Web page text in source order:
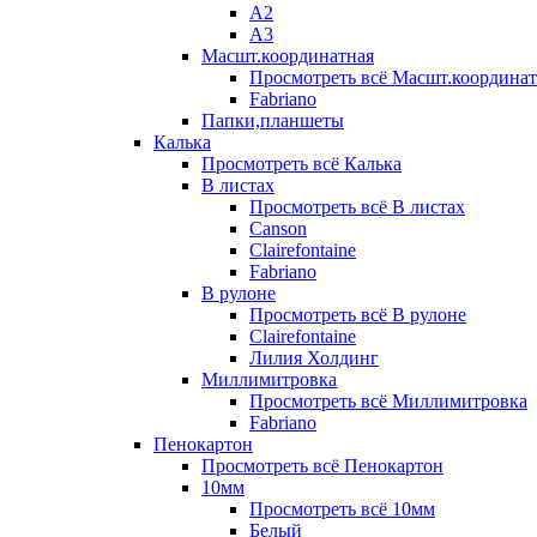
А2
А3
Масшт.координатная
Просмотреть всё
Fabriano
Папки,планшеты
Калька
Просмотреть всё Калька
В листах
Просмотреть всё В листах
Canson
Clairefontaine
Fabriano
В рулоне
Просмотреть всё В рулоне
Clairefontaine
Лилия Холдинг
Миллимитровка
Просмотреть всё Миллимитровка
Fabriano
Пенокартон
Просмотреть всё Пенокартон
10мм
Просмотреть всё 10мм
Белый